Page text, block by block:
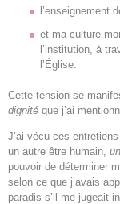
l’enseignement
et ma culture
l’institution, à
l’Église.
Cette tension se
dignité que j’ai
J’ai vécu ces
un autre être humain,
pouvoir de déterminer
selon ce que j’avais
paradis s’il me jugeait